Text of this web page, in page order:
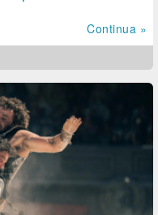
Continua »